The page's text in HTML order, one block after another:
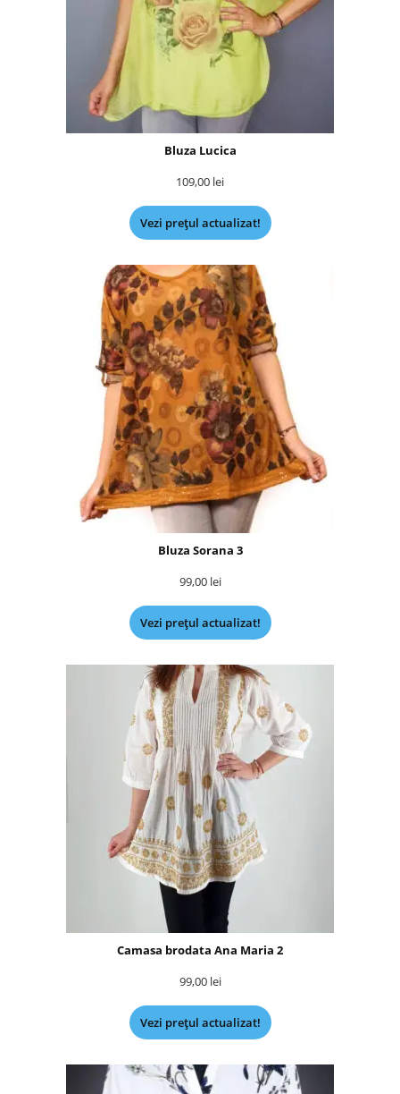
Bluza Lucica
109,00 lei
Vezi prețul actualizat!
Bluza Sorana 3
99,00 lei
Vezi prețul actualizat!
Camasa brodata Ana Maria 2
99,00 lei
Vezi prețul actualizat!